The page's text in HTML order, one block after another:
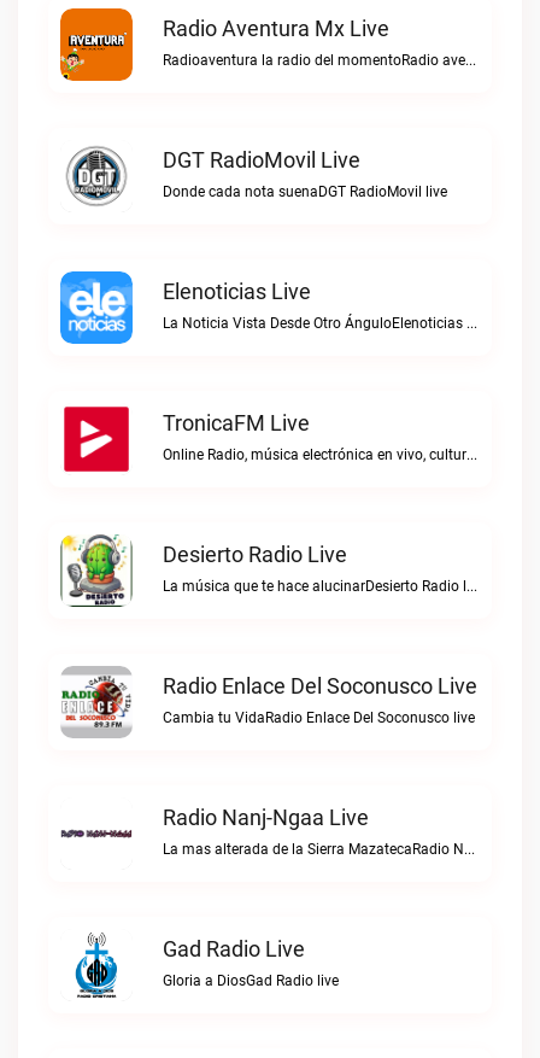
Radio Aventura Mx Live
Radioaventura la radio del momentoRadio aventura mx live
DGT RadioMovil Live
Donde cada nota suenaDGT RadioMovil live
Elenoticias Live
La Noticia Vista Desde Otro ÁnguloElenoticias live
TronicaFM Live
Online Radio, música electrónica en vivo, cultura electrónica, Top 10 semanal, videos, descargasTronicaFM live
Desierto Radio Live
La música que te hace alucinarDesierto Radio live
Radio Enlace Del Soconusco Live
Cambia tu VidaRadio Enlace Del Soconusco live
Radio Nanj-Ngaa Live
La mas alterada de la Sierra MazatecaRadio Nanj-Ngaa live
Gad Radio Live
Gloria a DiosGad Radio live